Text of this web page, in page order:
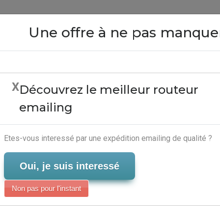
Me Outlook
Serveur-Emailing
Close
Une offre à ne pas
XDécouvrez le meilleur routeur
emailing
Etes-vous interessé par une expédition emailing de qualité ?
Oui, je suis interessé
Non pas pour l'instant